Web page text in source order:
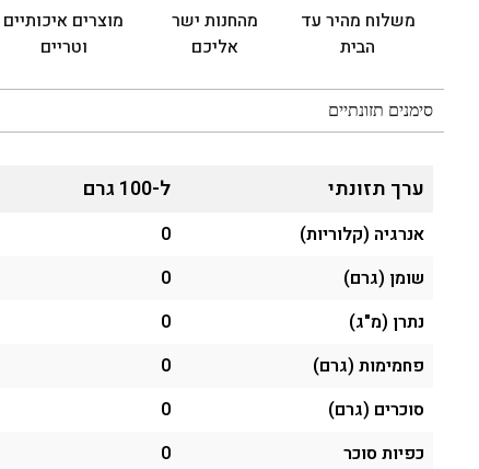
משלוח מהיר עד
הבית
מהחנות ישר
אליכם
מוצרים איכותיים
וטריים
סימנים תזונתיים
ערך תזונתי ל-100 גרם
אנרגיה (קלוריות) 0
שומן (גרם)
0
נתרן (מ"ג)
0
פחמימות (גרם)
0
סוכרים (גרם)
0
כפיות סוכר
0